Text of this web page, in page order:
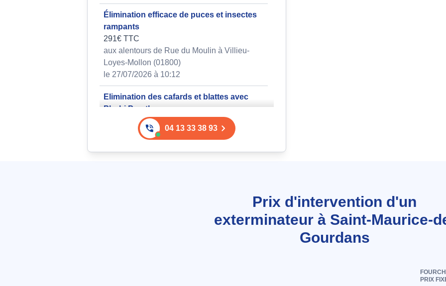
Élimination efficace de puces et insectes
rampants
291€ TTC
aux alentours de Rue du Moulin à Villieu-
Loyes-Mollon (01800)
le 27/07/2026 à 10:12
Elimination des cafards et blattes avec
Phobi Pyrethrum
aux alentours de Allee Celestin Monnier à
aux alentours de Chemin de Trevet à
04 13 33 38 93
Prix d'intervention d'un
exterminateur à Saint-Maurice-
Gourdans
PRIX